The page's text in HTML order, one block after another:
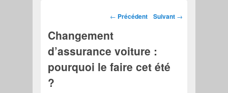
Navigation des articles
← Précédent Suivant →
Changement
d’assurance voiture :
pourquoi le faire cet été
?